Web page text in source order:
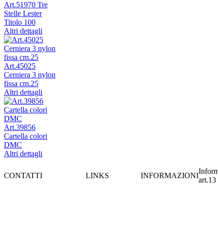
Art.51970 Tre
Stelle Lester
Titolo 100
Altri dettagli
Art.45025
Cerniera 3 nylon
fissa cm.25
Altri dettagli
Art.39856
Cartella colori
DMC
Altri dettagli
CONTATTI LINKS INFORMAZIONI
art.13